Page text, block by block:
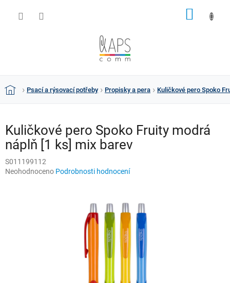
DomůPsací a rýsovací potřeby Propisky a pera Kuličkové pero Spoko
Kuličkové pero Spoko Fruity modrá
náplň [1 ks] mix barev
S011199112
Průměrné
Neohodnoceno Podrobnosti hodnocení